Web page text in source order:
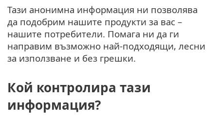
Тази анонимна информация ни позволява
да подобрим нашите продукти за вас –
нашите потребители. Помага ни да ги
направим възможно най-подходящи, лесни
за използване и без грешки.
Кой контролира тази
информация?